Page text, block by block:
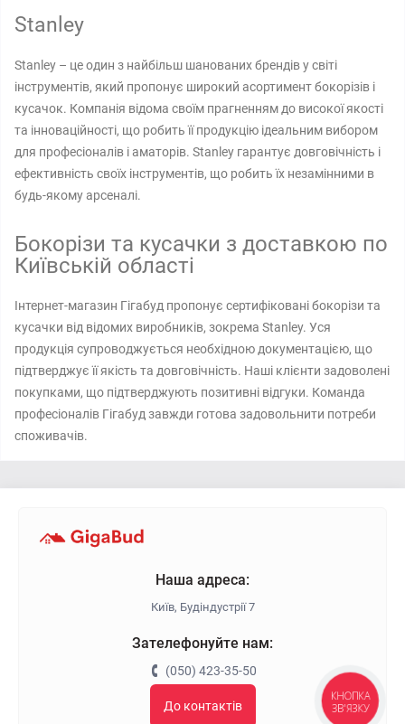
Stanley
Stanley – це один з найбільш шанованих брендів у світі
інструментів, який пропонує широкий асортимент бокорізів і
кусачок. Компанія відома своїм прагненням до високої якості
та інноваційності, що робить її продукцію ідеальним вибором
для професіоналів і аматорів. Stanley гарантує довговічність і
ефективність своїх інструментів, що робить їх незамінними в
будь-якому арсеналі.
Бокорізи та кусачки з доставкою по
Київській області
Інтернет-магазин Гігабуд пропонує сертифіковані бокорізи та
кусачки від відомих виробників, зокрема Stanley. Уся
продукція супроводжується необхідною документацією, що
підтверджує її якість та довговічність. Наші клієнти задоволені
покупками, що підтверджують позитивні відгуки. Команда
професіоналів Гігабуд завжди готова задовольнити потреби
споживачів.
Наша адреса:
Київ, Будіндустрії 7
Зателефонуйте нам:
(050) 423-35-50
До контактів КНОПКА
ЗВ'ЯЗКУ